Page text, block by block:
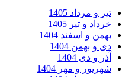
و مرداد 1405
و تیر 1405
و اسفند 1404
و بهمن 1404
و دی 1404
و مهر 1404